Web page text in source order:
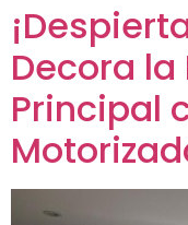
Decora
Principal